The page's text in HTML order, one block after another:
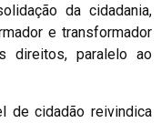
da cidadania,
e transformador
direitos, paralelo ao
de cidadão reivindica